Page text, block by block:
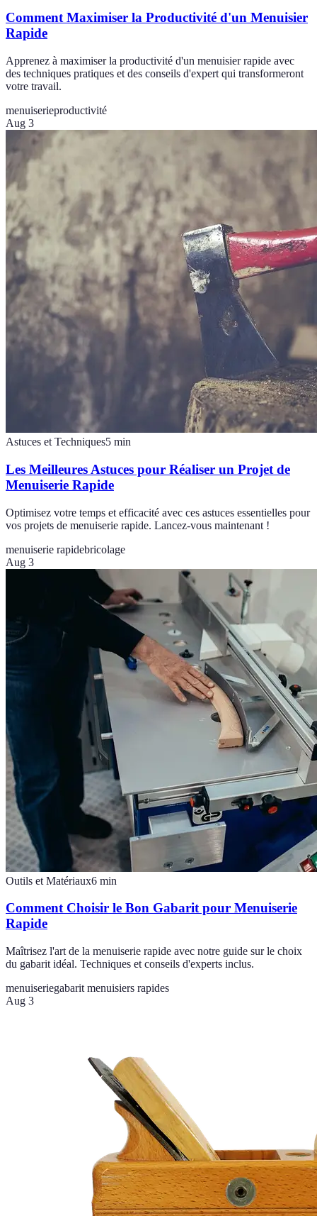
Comment Maximiser la Productivité d'un Menuisier
Rapide
Apprenez à maximiser la productivité d'un menuisier rapide avec
des techniques pratiques et des conseils d'expert qui transformeront
votre travail.
menuiserieproductivité
Aug 3
Astuces et Techniques5 min
Les Meilleures Astuces pour Réaliser un Projet de
Menuiserie Rapide
Optimisez votre temps et efficacité avec ces astuces essentielles pour
vos projets de menuiserie rapide. Lancez-vous maintenant !
menuiserie rapidebricolage
Aug 3
Outils et Matériaux6 min
Comment Choisir le Bon Gabarit pour Menuiserie
Rapide
Maîtrisez l'art de la menuiserie rapide avec notre guide sur le choix
du gabarit idéal. Techniques et conseils d'experts inclus.
menuiseriegabarit menuisiers rapides
Aug 3